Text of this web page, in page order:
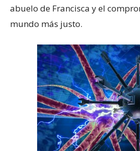
abuelo de Francisca y el
mundo más justo.